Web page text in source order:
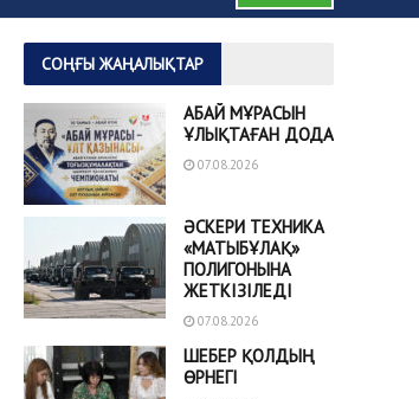
СОҢҒЫ ЖАҢАЛЫҚТАР
АБАЙ МҰРАСЫН
ҰЛЫҚТАҒАН ДОДА
07.08.2026
ӘСКЕРИ ТЕХНИКА
«МАТЫБҰЛАҚ»
ПОЛИГОНЫНА
ЖЕТКІЗІЛЕДІ
07.08.2026
ШЕБЕР ҚОЛДЫҢ
ӨРНЕГІ